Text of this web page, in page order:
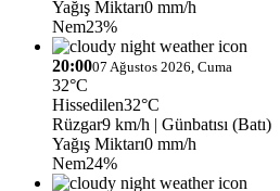
Yağış Miktarı0 mm/h
Nem23%
20:0007 Ağustos 2026, Cuma
32°C
Hissedilen32°C
Rüzgar9 km/h | Günbatısı (Batı)
Yağış Miktarı0 mm/h
Nem24%